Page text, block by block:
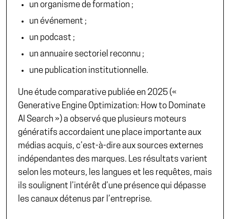
un organisme de formation ;
un événement ;
un podcast ;
un annuaire sectoriel reconnu ;
une publication institutionnelle.
Une étude comparative publiée en 2025 («
Generative Engine Optimization: How to Dominate
AI Search ») a observé que plusieurs moteurs
génératifs accordaient une place importante aux
médias acquis, c’est-à-dire aux sources externes
indépendantes des marques. Les résultats varient
selon les moteurs, les langues et les requêtes, mais
ils soulignent l’intérêt d’une présence qui dépasse
les canaux détenus par l’entreprise.